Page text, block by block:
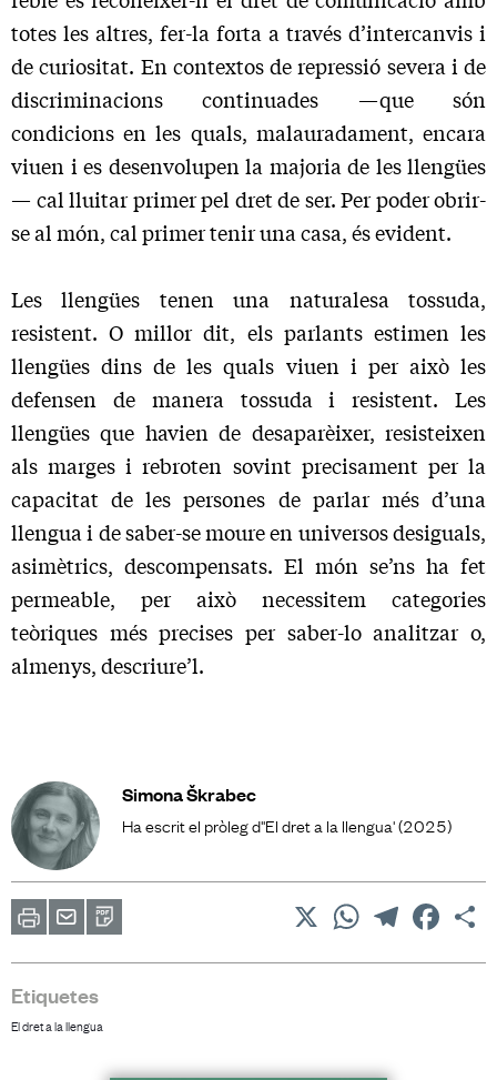
totes les altres, fer-la forta a través d’intercanvis i
de curiositat. En contextos de repressió severa i de
discriminacions continuades —que són
condicions en les quals, malauradament, encara
viuen i es desenvolupen la ma­joria de les llengües
— cal lluitar primer pel dret de ser. Per poder obrir-
se al món, cal primer tenir una casa, és evident.
Les llengües tenen una naturalesa tossuda,
resistent. O millor dit, els parlants estimen les
llengües dins de les quals viuen i per això les
defensen de manera tossuda i resistent. Les
llengües que havien de desaparèixer, resisteixen
als marges i rebroten sovint precisament per la
capacitat de les persones de parlar més d’una
llengua i de saber-se moure en universos desiguals,
asimètrics, descompensats. El món se’ns ha fet
permeable, per això neces­sitem categories
teòriques més precises per saber-lo analitzar o,
almenys, descriure’l.
Simona Škrabec
Ha escrit el pròleg d''El dret a la llengua' (2025)
a
amic
WhatsAppTelegram
Etiquetes
El dret a la llengua